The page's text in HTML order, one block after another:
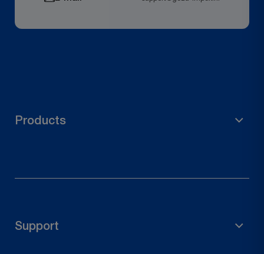
Products
Steigermateriaal
Support